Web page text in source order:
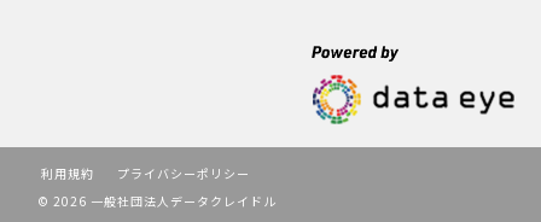
利用規約
プライバシーポリシー
© 2026 一般社団法人データクレイドル